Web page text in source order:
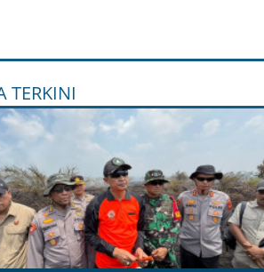
TERKINI